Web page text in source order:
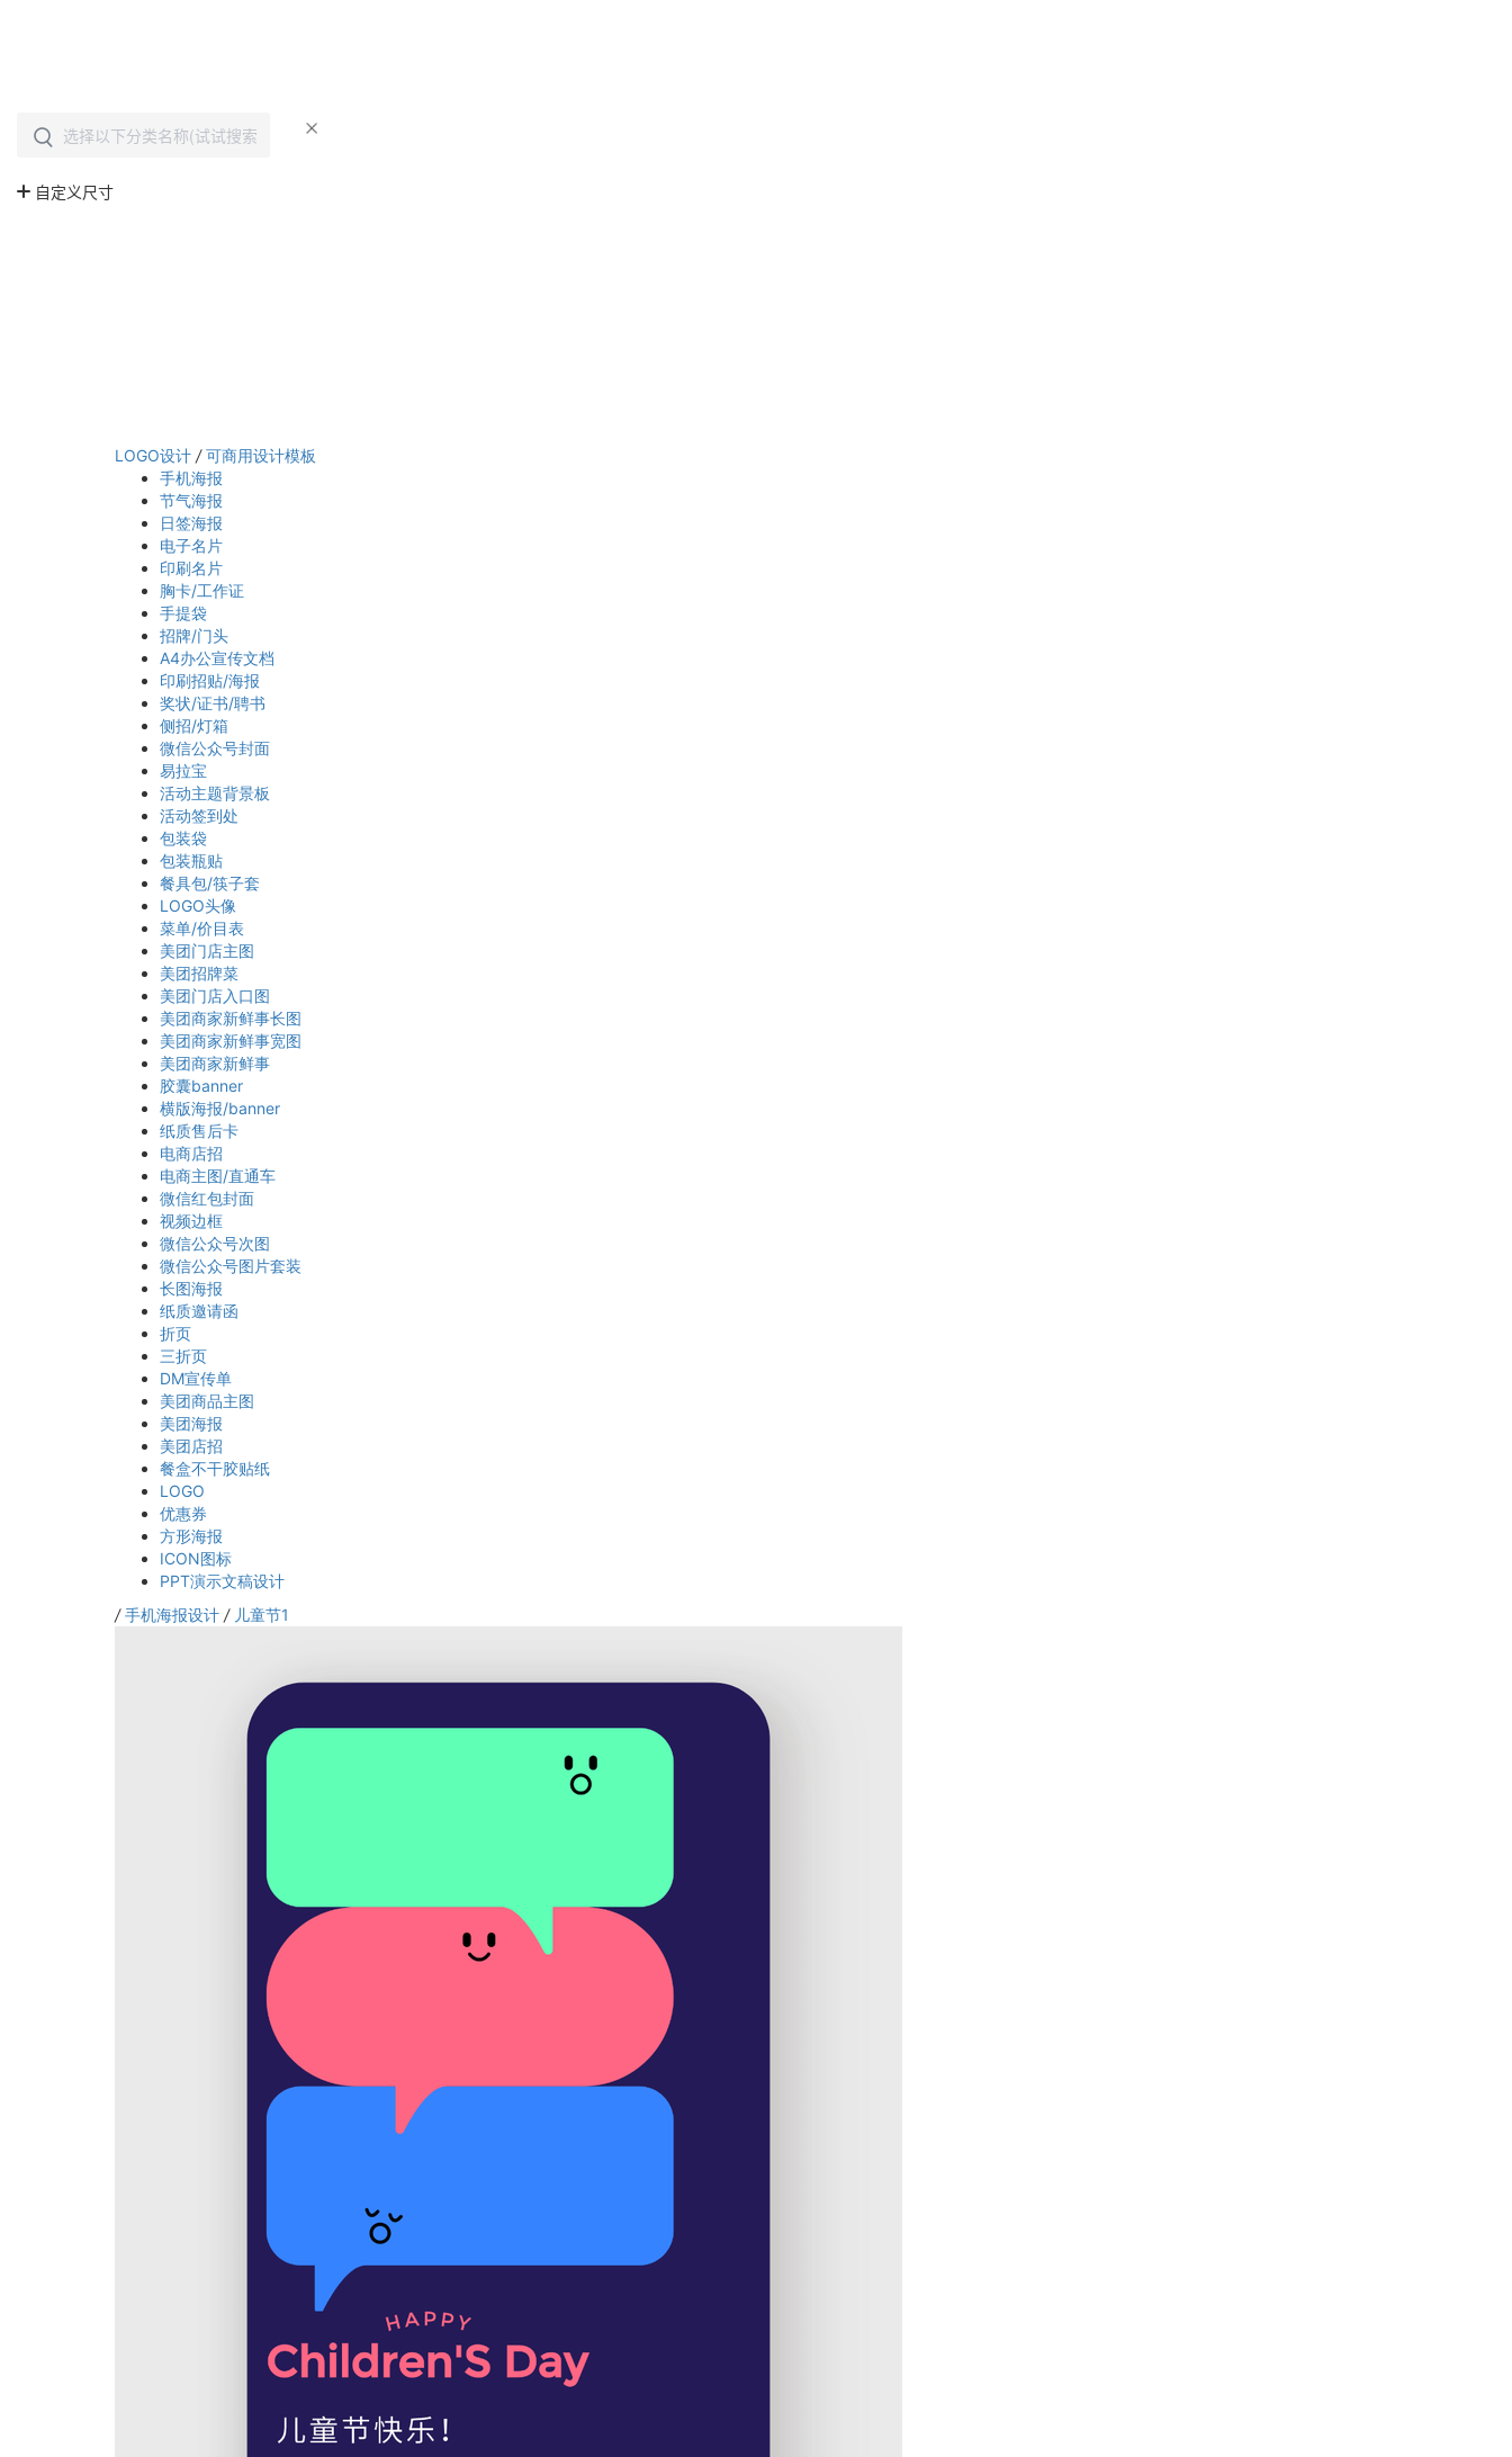
LOGO设计 / 可商用设计模板
手机海报
节气海报
日签海报
电子名片
印刷名片
胸卡/工作证
手提袋
招牌/门头
A4办公宣传文档
印刷招贴/海报
奖状/证书/聘书
侧招/灯箱
微信公众号封面
易拉宝
活动主题背景板
活动签到处
包装袋
包装瓶贴
餐具包/筷子套
LOGO头像
菜单/价目表
美团门店主图
美团招牌菜
美团门店入口图
美团商家新鲜事长图
美团商家新鲜事宽图
美团商家新鲜事
胶囊banner
横版海报/banner
纸质售后卡
电商店招
电商主图/直通车
微信红包封面
视频边框
微信公众号次图
微信公众号图片套装
长图海报
纸质邀请函
折页
三折页
DM宣传单
美团商品主图
美团海报
美团店招
餐盒不干胶贴纸
LOGO
优惠券
方形海报
ICON图标
PPT演示文稿设计
/ 手机海报设计 / 儿童节1